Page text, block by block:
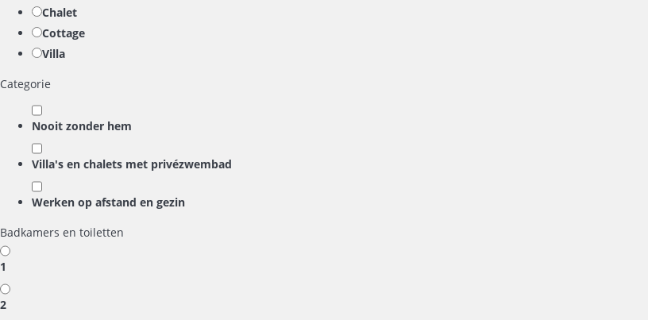
Chalet
Cottage
Villa
Categorie
Nooit zonder hem
Villa's en chalets met privézwembad
Werken op afstand en gezin
Badkamers en toiletten
1
2